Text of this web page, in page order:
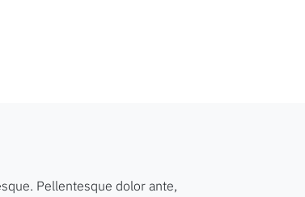
Pellentesque dolor ante,